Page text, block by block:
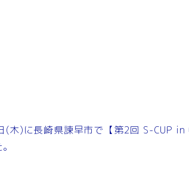
(木)に長崎県諫早市で【第2回 S-CUP